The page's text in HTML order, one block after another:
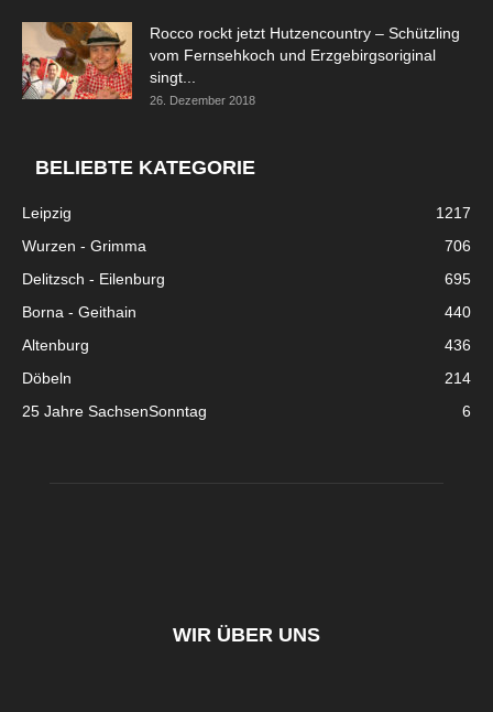
Rocco rockt jetzt Hutzencountry – Schützling
vom Fernsehkoch und Erzgebirgsoriginal
singt...
26. Dezember 2018
BELIEBTE KATEGORIE
Leipzig
1217
Wurzen - Grimma
706
Delitzsch - Eilenburg
695
Borna - Geithain
440
Altenburg
436
Döbeln
214
25 Jahre SachsenSonntag
6
WIR ÜBER UNS